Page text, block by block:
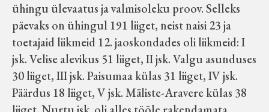
ühingu ülevaatus ja valmisoleku proov. Selleks
päevaks on ühingul 191 liiget, neist naisi 23 ja
toetajaid liikmeid 12. jaoskondades oli liikmeid: I
jsk. Velise alevikus 51 liiget, II jsk. Valgu asunduses
30 liiget, III jsk. Paisumaa külas 31 liiget, IV jsk.
Päärdus 18 liiget, V jsk. Mäliste-Aravere külas 38